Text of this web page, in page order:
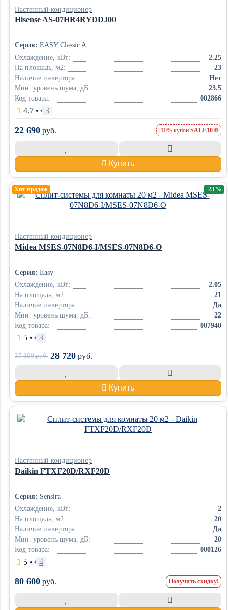
Настенный кондиционер
Hisense AS-07HR4RYDDJ00
Серия: EASY Classic A
Охлаждение, кВт:
2.25
На площадь, м2:
23
Наличие инвертора:
Нет
Мин. уровень шума, дБ:
23.5
Код товара:
002866
4.7 • 3
22 690 руб. -10% купон SALE10
Купить
Хит продаж
Настенный кондиционер
Midea MSES-07N8D6-I/MSES-07N8D6-O
Серия: Easy
Охлаждение, кВт:
2.05
На площадь, м2:
21
Наличие инвертора:
Да
Мин. уровень шума, дБ:
22
Код товара:
007940
5 • 3
-23 %
37 390руб. 28 720 руб.
Купить
Настенный кондиционер
Daikin FTXF20D/RXF20D
Серия: Sensira
Охлаждение, кВт:
2
На площадь, м2:
20
Наличие инвертора:
Да
Мин. уровень шума, дБ:
20
Код товара:
000126
5 • 4
80 600 руб. Получить скидку!